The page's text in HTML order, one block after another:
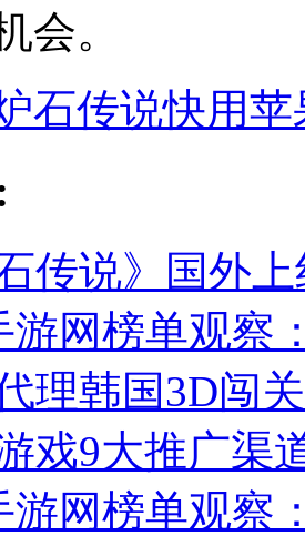
会。
石传说快用苹
石传说》国外
游网榜单观察
理韩国3D闯
戏9大推广渠
游网榜单观察